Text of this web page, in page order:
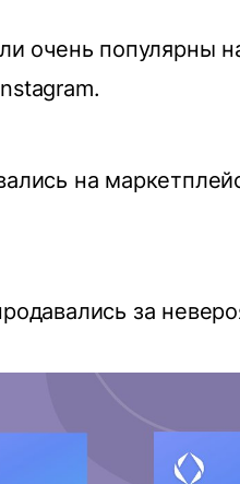
очень популярны
на
за